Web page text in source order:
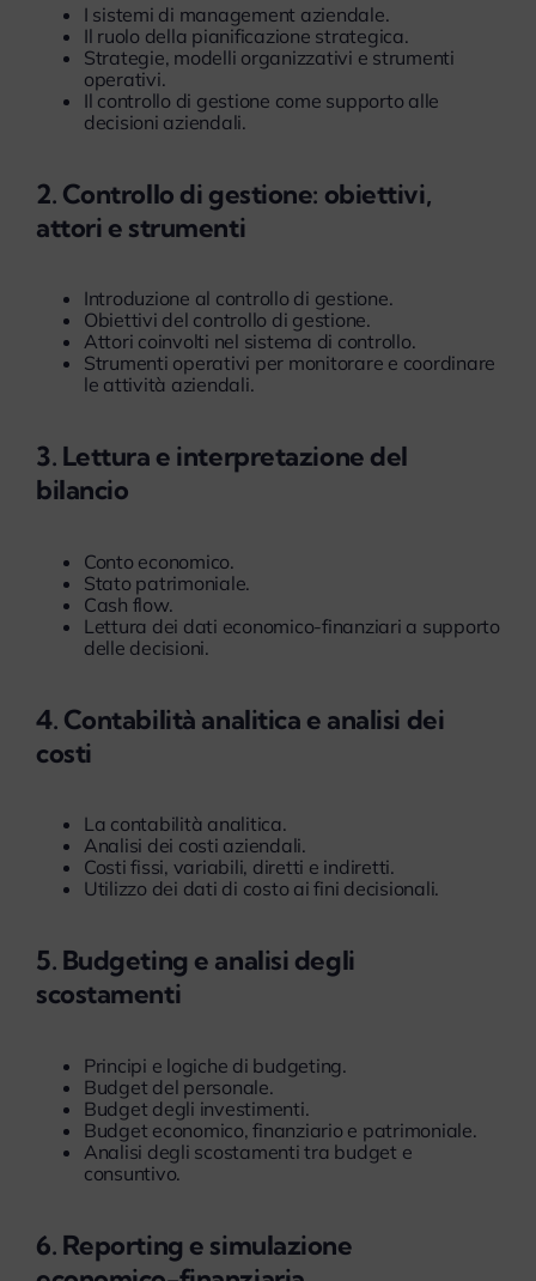
I sistemi di management aziendale.
Il ruolo della pianificazione strategica.
Strategie, modelli organizzativi e strumenti
operativi.
Il controllo di gestione come supporto alle
decisioni aziendali.
2. Controllo di gestione: obiettivi,
attori e strumenti
Introduzione al controllo di gestione.
Obiettivi del controllo di gestione.
Attori coinvolti nel sistema di controllo.
Strumenti operativi per monitorare e coordinare
le attività aziendali.
3. Lettura e interpretazione del
bilancio
Conto economico.
Stato patrimoniale.
Cash flow.
Lettura dei dati economico-finanziari a supporto
delle decisioni.
4. Contabilità analitica e analisi dei
costi
La contabilità analitica.
Analisi dei costi aziendali.
Costi fissi, variabili, diretti e indiretti.
Utilizzo dei dati di costo ai fini decisionali.
5. Budgeting e analisi degli
scostamenti
Principi e logiche di budgeting.
Budget del personale.
Budget degli investimenti.
Budget economico, finanziario e patrimoniale.
Analisi degli scostamenti tra budget e
consuntivo.
6. Reporting e simulazione